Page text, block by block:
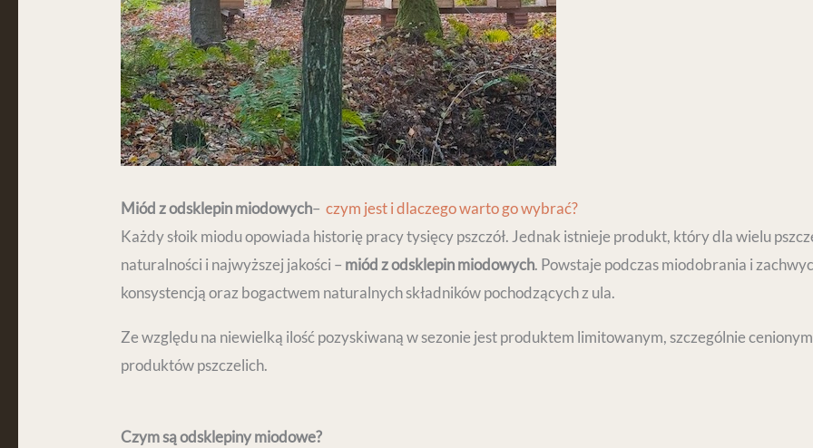
Miód z odsklepin miodowych– czym jest i dlaczego warto go wybrać?
Każdy słoik miodu opowiada historię pracy tysięcy pszczół. Jednak istnieje produkt, który dla wielu
naturalności i najwyższej jakości – miód z odsklepin miodowych. Powstaje podczas miodobrania i
konsystencją oraz bogactwem naturalnych składników pochodzących z ula.
Ze względu na niewielką ilość pozyskiwaną w sezonie jest produktem limitowanym, szczególnie
produktów pszczelich.
Czym są odsklepiny miodowe?